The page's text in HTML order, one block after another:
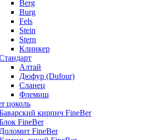
Berg
Burg
Fels
Stein
Stern
Клинкер
Алтай
Дюфур (Dufour)
Сланец
Флемиш
цоколь
кирпич FineBer
FineBer
Доломит FineBer